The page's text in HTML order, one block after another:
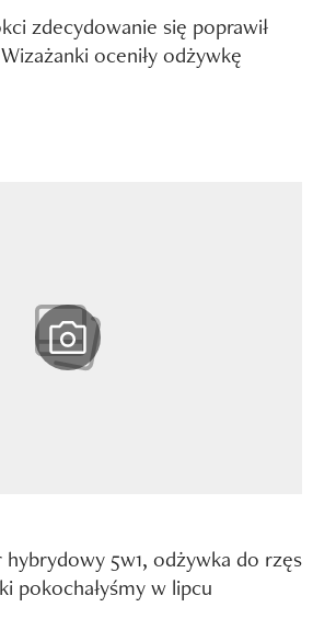
zdecydowanie się poprawił
oceniły odżywkę
hybrydowy 5w1, odżywka do rzęs
pokochałyśmy w lipcu